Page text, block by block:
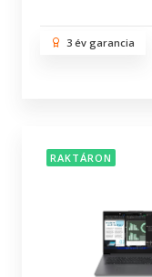
3 év garancia
RAKTÁRON